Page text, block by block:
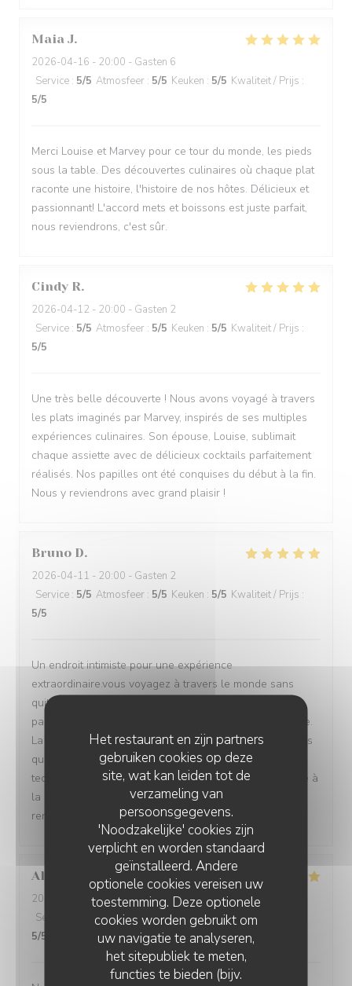
Het restaurant en zijn partners
gebruiken cookies op deze
site, wat kan leiden tot de
verzameling van
persoonsgegevens.
'Noodzakelijke' cookies zijn
verplicht en worden standaard
geïnstalleerd. Andere
optionele cookies vereisen uw
toestemming. Deze optionele
cookies worden gebruikt om
uw navigatie te analyseren,
het sitepubliek te meten,
functies te bieden (bijv.
Maia J
2026-04-16 - 20:00 - Gasten 6
Service : 5/5 Atmosfeer : 5/5 Keuken : 5/5 Kwaliteit / Prijs :
5/5
Merci Louise et Marvey pour ce tour du monde, les pieds
sous la table. Des découvertes culinaires où chaque plat
raconte une histoire, l'histoire de nos hôtes. Délicieux et
passionnant! L'accord mets et boissons est juste parfait,
nous reviendrons, c'est sûr.
Cindy R
2026-04-12 - 20:00 - Gasten 2
Service : 5/5 Atmosfeer : 5/5 Keuken : 5/5 Kwaliteit / Prijs :
5/5
Une très belle découverte ! Nous avons voyagé à travers
les plats imaginés par Marvey, inspirés de ses multiples
expériences culinaires. Son épouse, Louise, sublimait
chaque assiette avec de délicieux cocktails parfaitement
réalisés. Nos papilles ont été conquises du début à la fin.
Nous y reviendrons avec grand plaisir !
Bruno D
2026-04-11 - 20:00 - Gasten 2
Service : 5/5 Atmosfeer : 5/5 Keuken : 5/5 Kwaliteit / Prijs :
5/5
Un endroit intimiste pour une expérience
extraordinaire.vous voyagez à travers le monde sans
quitter votre agréable fauteuil et vous découvrez le
parcours et l'univers de 2 passionnés de la gastronomie.
La passion est retranscrite dans les plats et les cocktails
qui sont servis. Les plats sont sublimés par des
techniques irréprochables et servis dans de la vaisselle à
la hauteur des plats. Une parenthèse culinaire à
renouveler. Merci
Alice
2026-04-10
- 20:00 - Gasten 6
Service
Atmosfeer: 5/5 Keuken: 5 /5 Kwaliteit / Prijs
5/5